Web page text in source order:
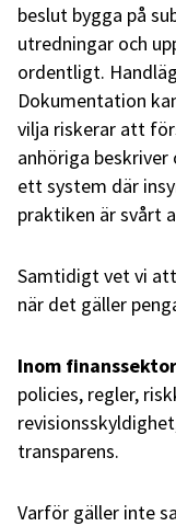
beslut bygga på
utredningar och
ordentligt.
Dokumentation
vilja riskerar att
anhöriga
ett system där
praktiken är svårt
Samtidigt vet vi
när det gäller
Inom
policies, regler,
transparens.
Varför gäller inte